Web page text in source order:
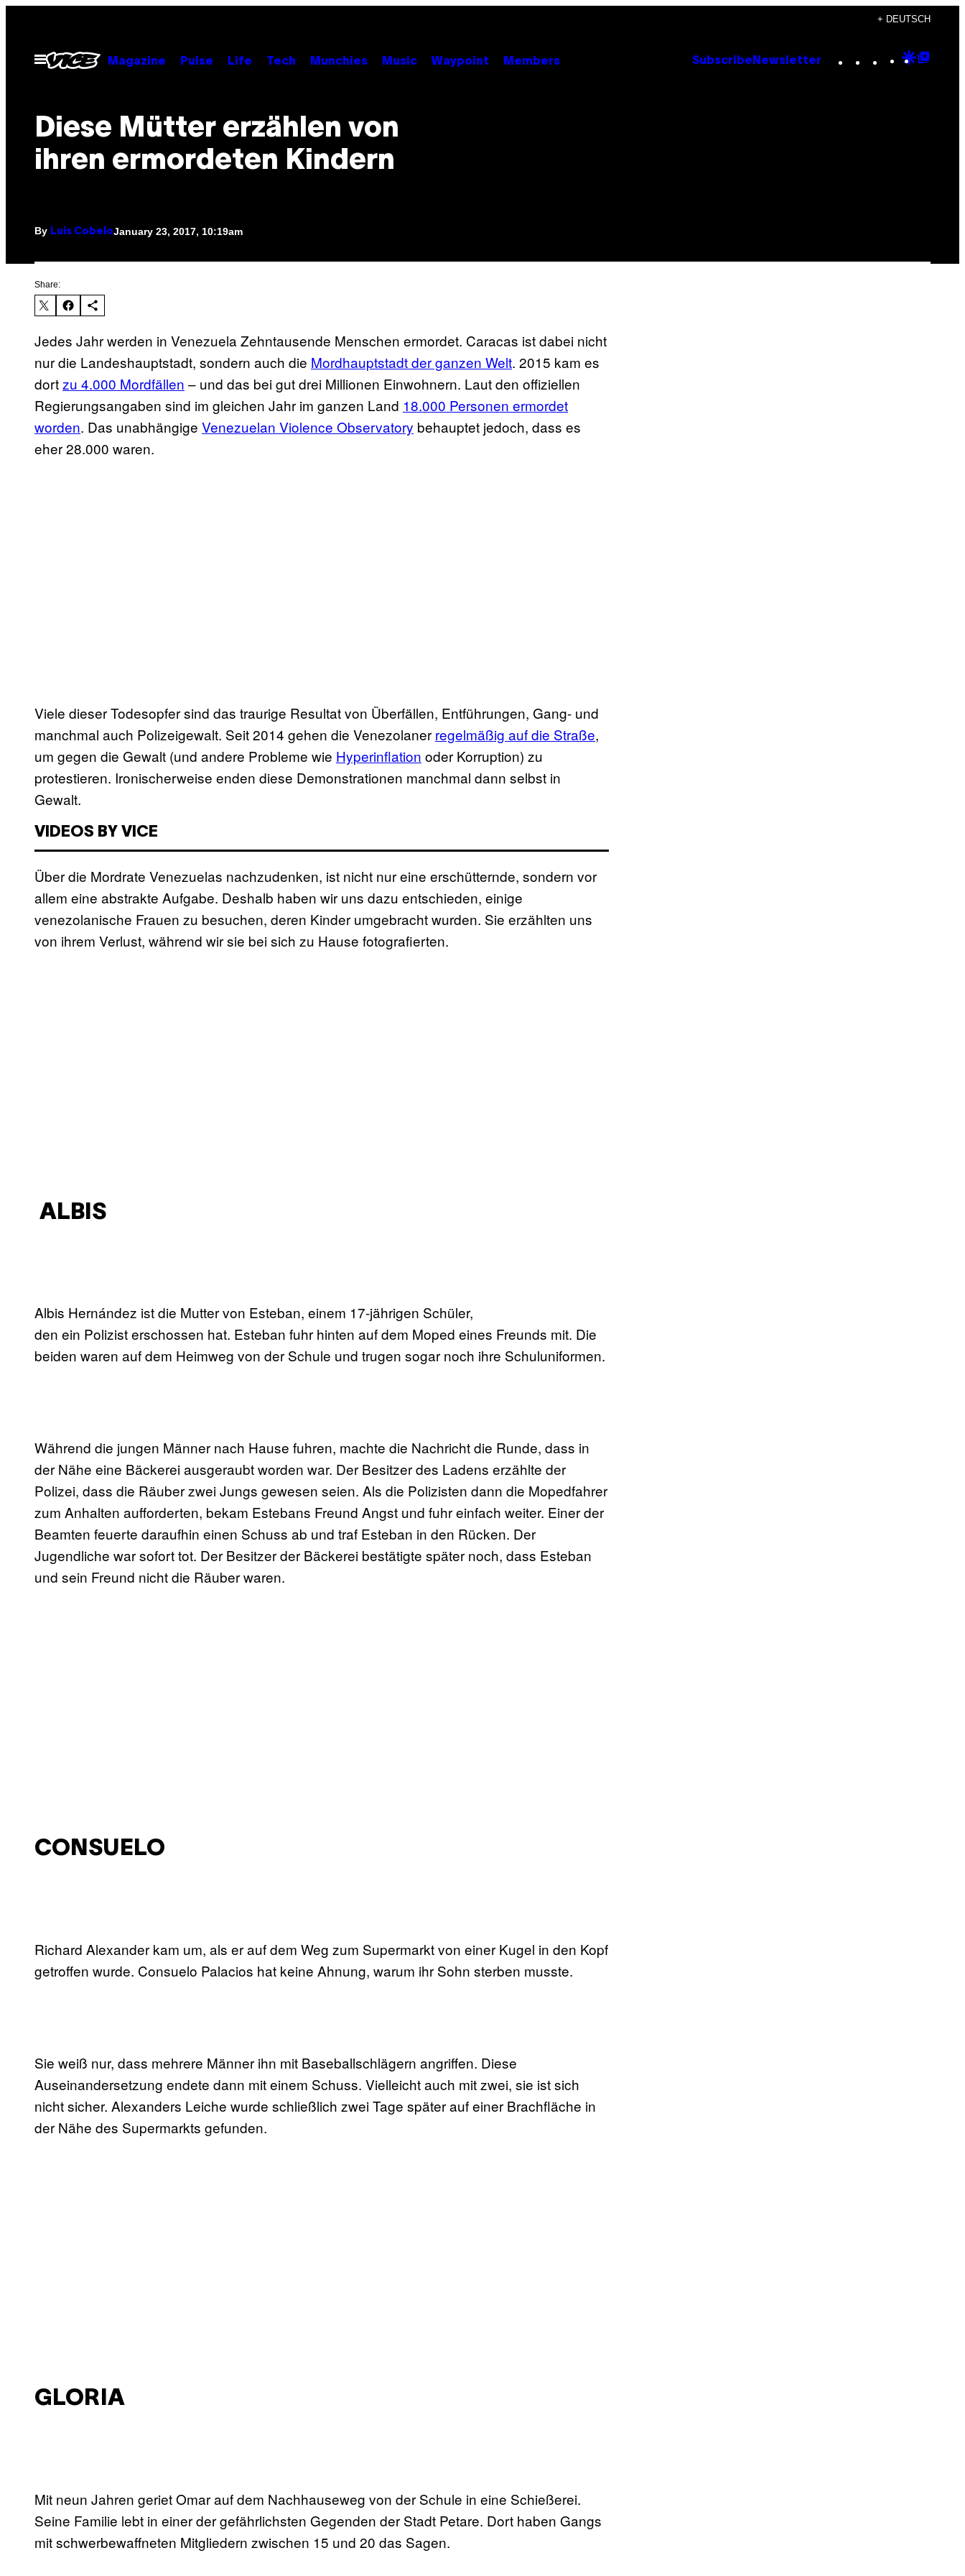
content
+ DEUTSCH
Open
Menu
Magazine Pulse Life Tech Munchies Music Waypoint Members Subscribe Newsletter Instagram
TikTok
YouTube
Google
Diese Mütter erzählen von
ihren ermordeten Kindern
By Luis CobeloJanuary 23, 2017, 10:19am
Share:
Jedes Jahr werden in Venezuela Zehntausende Menschen ermordet. Caracas ist dabei nicht
nur die Landeshauptstadt, sondern auch die Mordhauptstadt der ganzen Welt. 2015 kam es
dortzu 4.000 Mordfällen – und das bei gut drei Millionen Einwohnern. Laut den offiziellen
Regierungsangaben sind im gleichen Jahr im ganzen Land 18.000 Personen ermordet
worden. Das unabhängige Venezuelan Violence Observatory behauptet jedoch, dass es
eher 28.000 waren.
Viele dieser Todesopfer sind das traurige Resultat von Überfällen, Entführungen, Gang- und
manchmal auch Polizeigewalt. Seit 2014 gehen die Venezolaner regelmäßig auf die Straße,
um gegen die Gewalt (und andere Probleme wie Hyperinflation oder Korruption) zu
protestieren. Ironischerweise enden diese Demonstrationen manchmal dann selbst in
Gewalt.
VIDEOS BY VICE
Über die Mordrate Venezuelas nachzudenken, ist nicht nur eine erschütternde, sondern vor
allem eine abstrakte Aufgabe. Deshalb haben wir uns dazu entschieden, einige
venezolanische Frauen zu besuchen, deren Kinder umgebracht wurden. Sie erzählten uns
von ihrem Verlust, während wir sie bei sich zu Hause fotografierten.
ALBIS
Albis Hernández ist die Mutter von Esteban, einem 17-jährigen Schüler,
den ein Polizist erschossen hat. Esteban fuhr hinten auf dem Moped eines Freunds mit. Die
beiden waren auf dem Heimweg von der Schule und trugen sogar noch ihre Schuluniformen.
Während die jungen Männer nach Hause fuhren, machte die Nachricht die Runde, dass in
der Nähe eine Bäckerei ausgeraubt worden war. Der Besitzer des Ladens erzählte der
Polizei, dass die Räuber zwei Jungs gewesen seien. Als die Polizisten dann die Mopedfahrer
zum Anhalten aufforderten, bekam Estebans Freund Angst und fuhr einfach weiter. Einer der
Beamten feuerte daraufhin einen Schuss ab und traf Esteban in den Rücken. Der
Jugendliche war sofort tot. Der Besitzer der Bäckerei bestätigte später noch, dass Esteban
und sein Freund nicht die Räuber waren.
CONSUELO
Richard Alexander kam um, als er auf dem Weg zum Supermarkt von einer Kugel in den Kopf
getroffen wurde. Consuelo Palacios hat keine Ahnung, warum ihr Sohn sterben musste.
Sie weiß nur, dass mehrere Männer ihn mit Baseballschlägern angriffen. Diese
Auseinandersetzung endete dann mit einem Schuss. Vielleicht auch mit zwei, sie ist sich
nicht sicher. Alexanders Leiche wurde schließlich zwei Tage später auf einer Brachfläche in
der Nähe des Supermarkts gefunden.
GLORIA
Mit neun Jahren geriet Omar auf dem Nachhauseweg von der Schule in eine Schießerei.
Seine Familie lebt in einer der gefährlichsten Gegenden der Stadt Petare. Dort haben Gangs
mit schwerbewaffneten Mitgliedern zwischen 15 und 20 das Sagen.